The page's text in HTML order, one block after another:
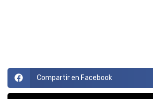
Compartir en Facebook